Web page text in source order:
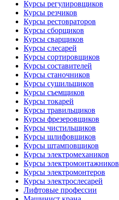
Курсы регулировщиков
Курсы резчиков
Курсы рестовраторов
Курсы сборщиков
Курсы сварщиков
Курсы слесарей
Курсы сортировщиков
Курсы составителей
Курсы станочников
Курсы сушильщиков
Курсы съемщиков
Курсы токарей
Курсы травильщиков
Курсы фрезеровщиков
Курсы чистильщиков
Курсы шлифовщиков
Курсы штамповщиков
Курсы электромехаников
Курсы электромонтажников
Курсы электромонтеров
Курсы электрослесарей
Лифтовые профессии